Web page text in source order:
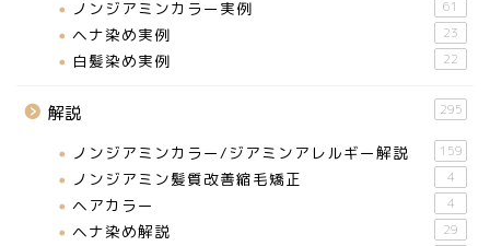
ノンジアミンカラー実例 61
ヘナ染め実例 23
白髪染め実例 22
解説 295
ノンジアミンカラー/ジアミンアレルギー解説 159
ノンジアミン髪質改善縮毛矯正 4
ヘアカラー 4
ヘナ染め解説 29